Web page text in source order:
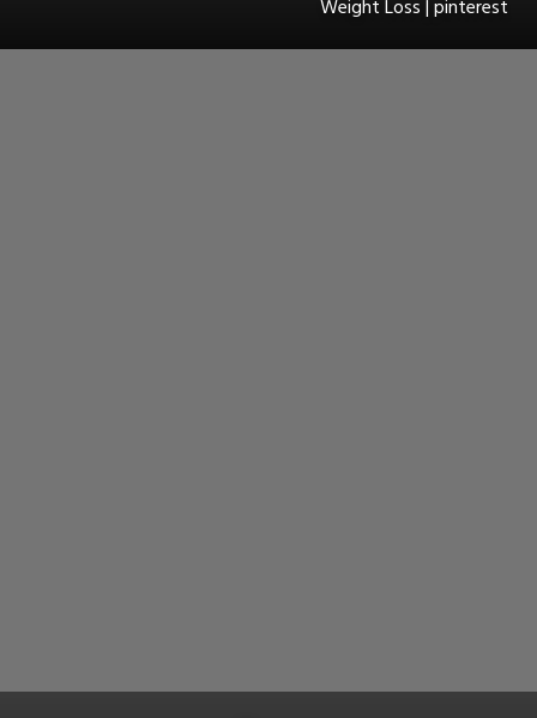
Weight Loss | pinterest